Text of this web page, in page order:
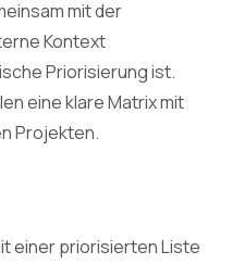
mit der
Kontext
Priorisierung ist.
eine klare Matrix mit
Projekten.
einer priorisierten Liste